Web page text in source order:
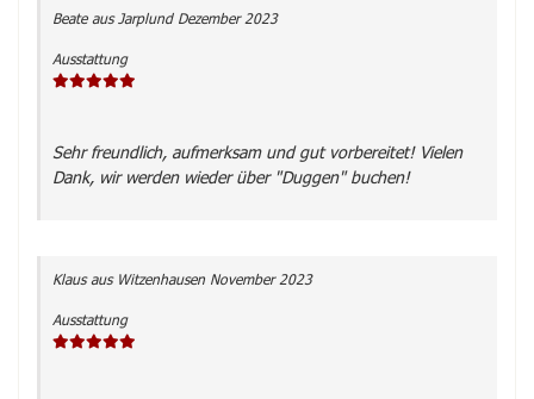
Beateaus Jarplund Dezember 2023
Ausstattung
Sehr freundlich, aufmerksam und gut vorbereitet! Vielen
Dank, wir werden wieder über "Duggen" buchen!
Klausaus Witzenhausen November 2023
Ausstattung